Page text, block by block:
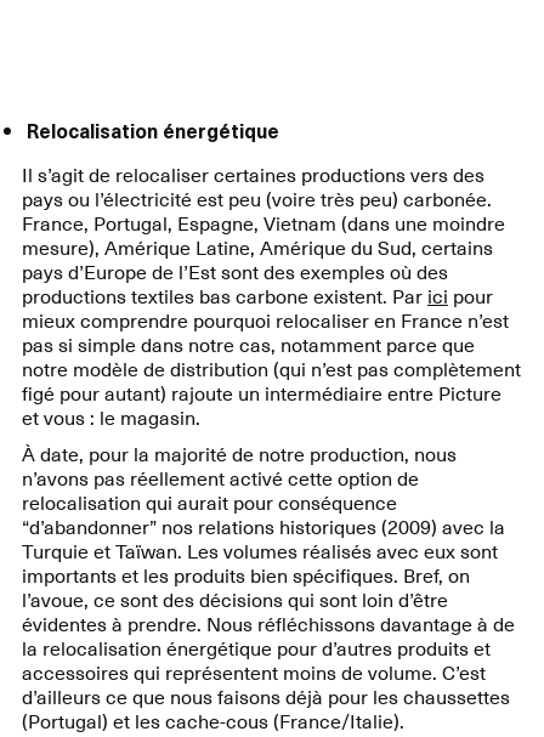
Relocalisation énergétique
Il s’agit de relocaliser certaines productions vers des
pays ou l’électricité est peu (voire très peu) carbonée.
France, Portugal, Espagne, Vietnam (dans une moindre
mesure), Amérique Latine, Amérique du Sud, certains
pays d’Europe de l’Est sont des exemples où des
productions textiles bas carbone existent. Par ici pour
mieux comprendre pourquoi relocaliser en France n’est
pas si simple dans notre cas, notamment parce que
notre modèle de distribution (qui n’est pas complètement
figé pour autant) rajoute un intermédiaire entre Picture
et vous : le magasin.
À date, pour la majorité de notre production, nous
n’avons pas réellement activé cette option de
relocalisation qui aurait pour conséquence
“d’abandonner” nos relations historiques (2009) avec la
Turquie et Taïwan. Les volumes réalisés avec eux sont
importants et les produits bien spécifiques. Bref, on
l’avoue, ce sont des décisions qui sont loin d’être
évidentes à prendre. Nous réfléchissons davantage à de
la relocalisation énergétique pour d’autres produits et
accessoires qui représentent moins de volume. C’est
d’ailleurs ce que nous faisons déjà pour les chaussettes
(Portugal) et les cache-cous (France/Italie).